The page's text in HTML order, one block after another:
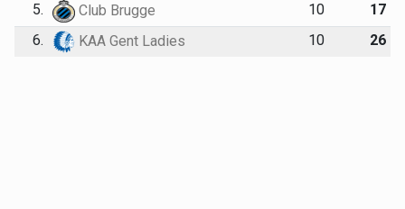
5.
Club Brugge 10
17
6.
KAA Gent Ladies 10 26